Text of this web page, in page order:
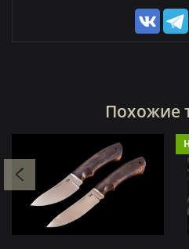
Похожие